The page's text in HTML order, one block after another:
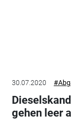
30.07.2020
gehen leer